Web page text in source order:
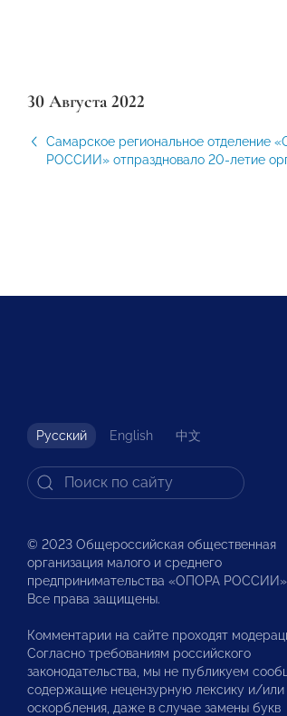
30 Августа 2022
Самарское региональное отделение
РОССИИ» отпраздновало 20-летие
Русский English 中文
© 2023 Общероссийская общественная
организация малого и среднего
предпринимательства «ОПОРА
Все права защищены.
Комментарии на сайте проходят
Согласно требованиям российского
законодательства, мы не публикуем
содержащие нецензурную лексику и/или
оскорбления, даже в случае замены букв